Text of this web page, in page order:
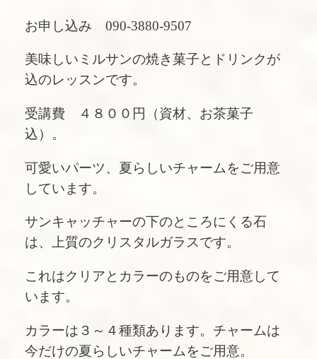
お申し込み 090-3880-9507
美味しいミルサンの焼き菓子とドリンクが
込のレッスンです。
受講費 ４８００円（資材、お茶菓子
込）。
可愛いパーツ、夏らしいチャームをご用意
しています。
サンキャッチャーの下のところにくる石
は、上質のクリスタルガラスです。
これはクリアとカラーのものをご用意して
います。
カラーは３～４種類あります。チャームは
今だけの夏らしいチャームをご用意。